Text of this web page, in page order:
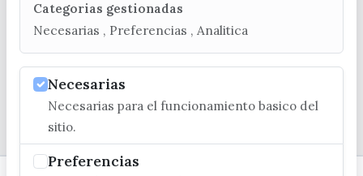
C/ Poniente, 2. CP 29740 - Torre del Mar
Categorias gestionadas
Necesarias , Preferencias , Analitica
Necesarias
Necesarias para el funcionamiento basico del
sitio.
Preferencias